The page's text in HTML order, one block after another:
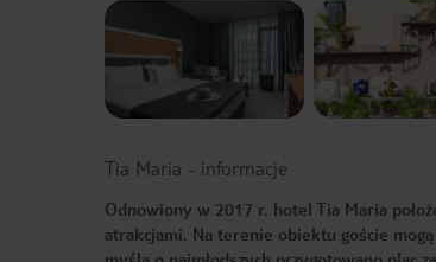
Tia Maria - informacje
Odnowiony w 2017 r. hotel Tia Maria
atrakcjami. Na terenie obiektu goście